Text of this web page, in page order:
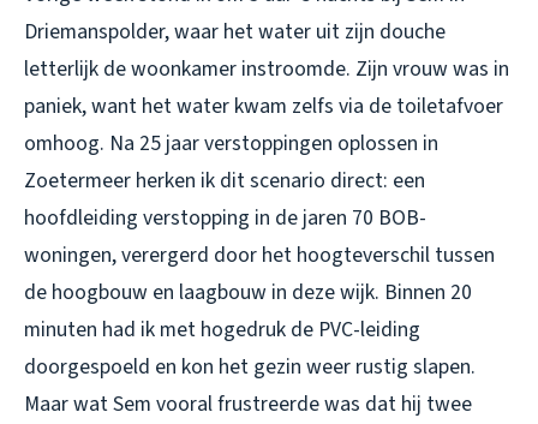
Driemanspolder, waar het water uit zijn douche
letterlijk de woonkamer instroomde. Zijn vrouw was in
paniek, want het water kwam zelfs via de toiletafvoer
omhoog. Na 25 jaar verstoppingen oplossen in
Zoetermeer herken ik dit scenario direct: een
hoofdleiding verstopping in de jaren 70 BOB-
woningen, verergerd door het hoogteverschil tussen
de hoogbouw en laagbouw in deze wijk. Binnen 20
minuten had ik met hogedruk de PVC-leiding
doorgespoeld en kon het gezin weer rustig slapen.
Maar wat Sem vooral frustreerde was dat hij twee